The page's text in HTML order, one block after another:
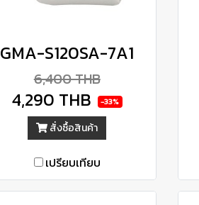
GMA-S120SA-7A1
6,400 THB
4,290 THB -33%
สั่งซื้อสินค้า
เปรียบเทียบ